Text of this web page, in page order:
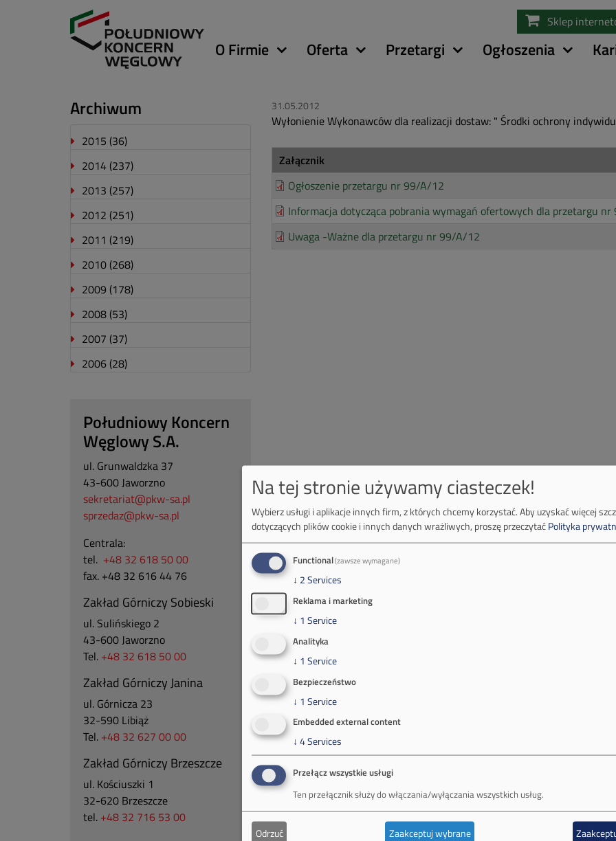
treści
Sklep
Główna
O Firmie Oferta Przetargi Ogłoszenia
31.05.2012
Wyłonienie Wykonawców dla realizacji dostaw: " Środki ochrony
Załącznik
Ogłoszenie przetargu nr 99/A/12
Informacja dotycząca pobrania wymagań ofertowych dla przetargu
Uwaga -Ważne dla przetargu nr 99/A/12
Archiwum
2015 (36)
2014 (237)
2013 (257)
2012 (251)
2011 (219)
2010 (268)
2009 (178)
2008 (53)
2007 (37)
2006 (28)
Południowy Koncern
Węglowy S.A.
ul. Grunwaldzka 37
43-600 Jaworzno
sekretariat@pkw-sa.pl
sprzedaz@pkw-sa.pl
Centrala:
tel. +48 32 618 50 00
fax. +48 32 616 44 76
Zakład Górniczy Sobieski
ul. Sulińskiego 2
43-600 Jaworzno
Tel. +48 32 618 50 00
Zakład Górniczy Janina
ul. Górnicza 23
32-590 Libiąż
Tel. +48 32 627 00 00
Zakład Górniczy Brzeszcze
ul. Kościuszki 1
32-620 Brzeszcze
tel. +48 32 716 53 00
Na tej stronie używamy ciasteczek!
Wybierz usługi i aplikacje innych firm, z których chcemy korzystać.Aby uzyskać więcej
dotyczących plików cookie i innych danych wrażliwych, proszę przeczytaćPolityka
Functional(zawsze wymagane)
↓ 2Services
Reklama i marketing
↓ 1 Service
Analityka
↓ 1 Service
Bezpieczeństwo
↓ 1 Service
Embedded external content
↓ 4Services
Przełącz wszystkie usługi
Ten przełącznik służy do włączania/wyłączania wszystkich usług.
Odrzuć Zaakceptuj wybrane